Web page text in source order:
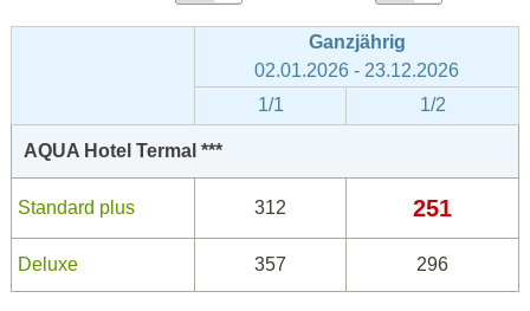
Ganzjährig
02.01.2026 - 23.12.2026
1/1
1/2
AQUA Hotel Termal ***
Standard plus 312 251
Deluxe 357 296